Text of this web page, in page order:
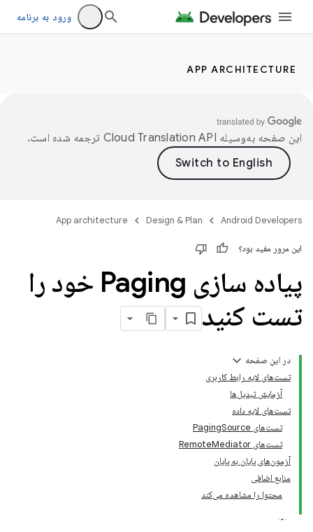
ورود به برنامه
APP ARCHITECTURE
این صفحه به‌وسیله ترجمه شده است.
Android Developers
Design & Plan
App architecture
این مرور مفید بود؟
پیاده سازی Paging خود را
تست کنید
در این صفحه
تست‌های لایه رابط کاربری
آزمایش تبدیل‌ها
تست‌های لایه داده
تست‌های PagingSource
تست‌های RemoteMediator
آزمون‌های پایان به پایان
منابع اضافی
محتوا را مشاهده می‌کند